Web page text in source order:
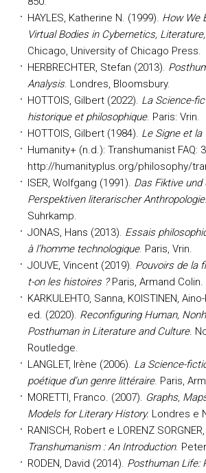
HAYLES, Katherine N. (1999). How We
Virtual Bodies in Cybernetics,
Chicago, University of Chicago Press.
HERBRECHTER, Stefan (2013).
Analysis. Londres, Bloomsbury.
HOTTOIS, Gilbert (2022). La Science-
historique et philosophique. Paris: Vrin.
HOTTOIS, Gilbert (1984). Le Signe et la
Humanity+ (n.d.): Transhumanist FAQ:
http://humanityplus.org/philosophy/
ISER, Wolfgang (1991). Das Fiktive
Perspektiven literarischer Anthropologie
Suhrkamp.
JONAS, Hans (2013). Essais
à l’homme technologique. Paris, Vrin.
JOUVE, Vincent (2019). Pouvoirs de la
t-on les histoires ?Paris, Armand Colin.
KARKULEHTO, Sanna, KOISTINEN,
ed. (2020). Reconfiguring Human,
Posthuman in Literature and Culture.
Routledge.
LANGLET, Irène (2006). La Science-
poétique d’un genre littéraire. Paris,
MORETTI, Franco. (2007). Graphs,
Models for Literary History. Londres e
RANISCH, Robert e LORENZ
Transhumanism : An Introduction.
RODEN, David (2014). Posthuman Life: